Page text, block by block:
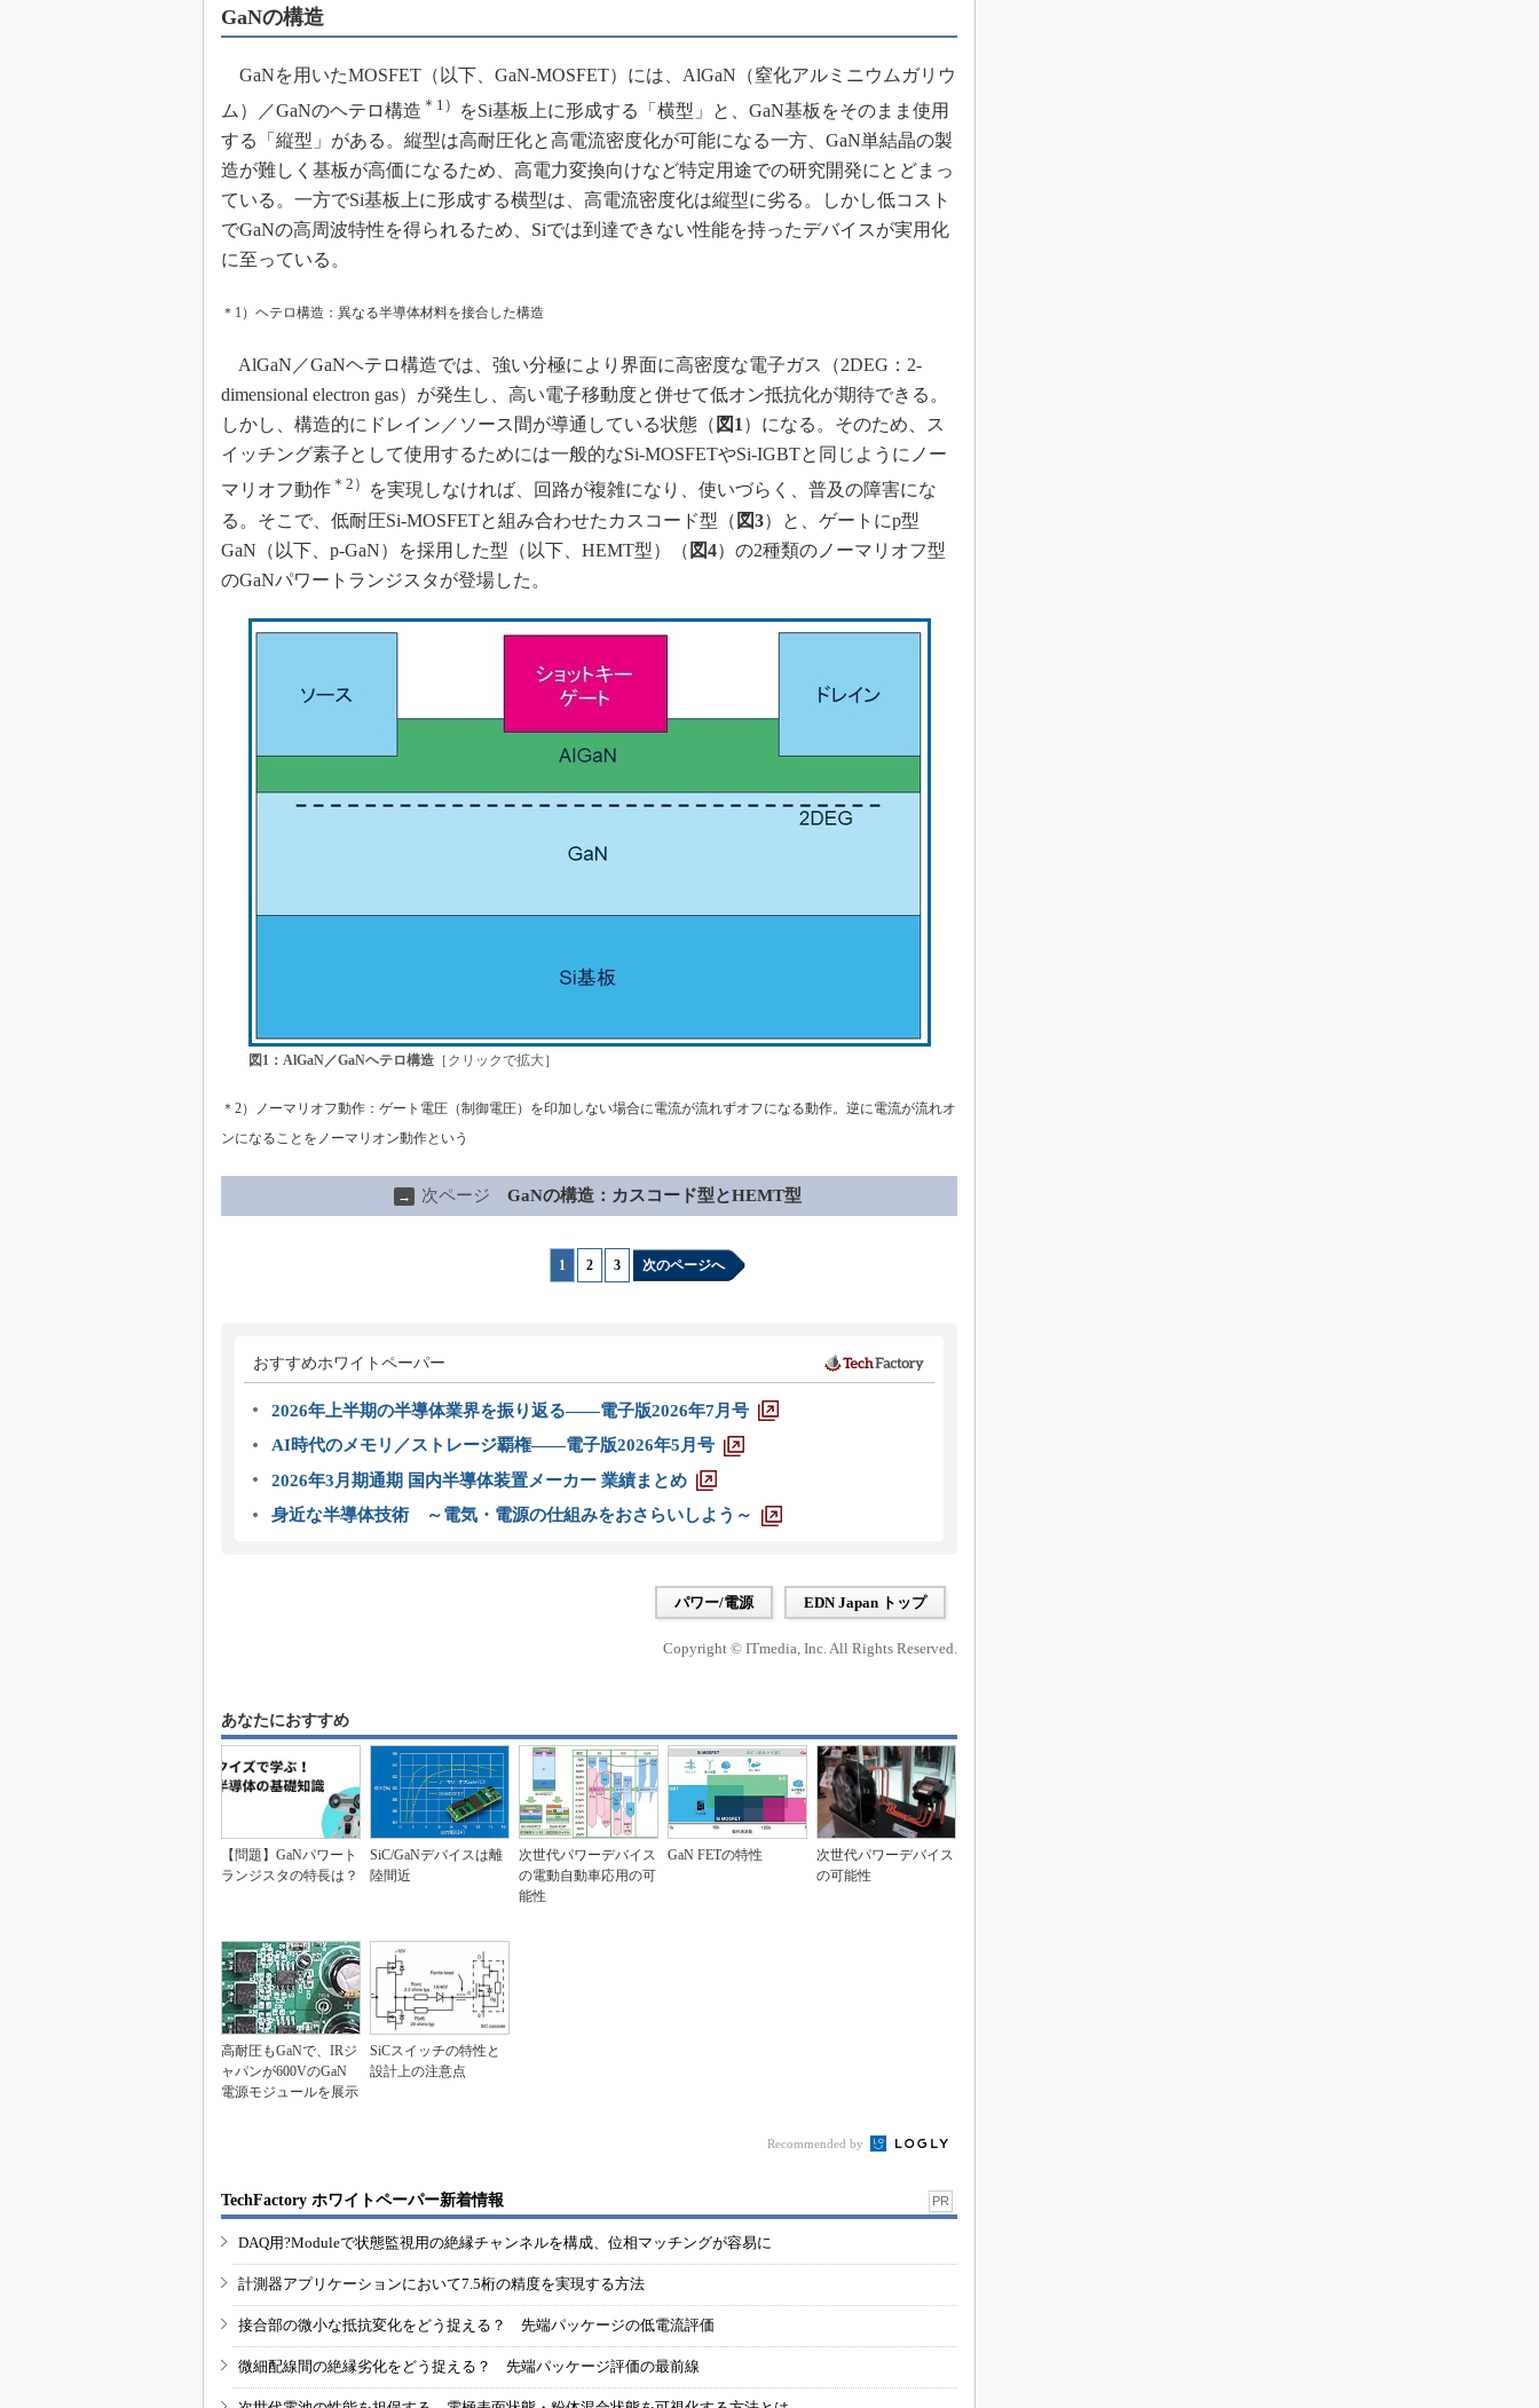
GaNの構造
GaNを用いたMOSFET（以下、GaN-MOSFET）には、AlGaN（窒化アルミニウムガリウ
ム）／GaNのヘテロ構造 ＊1）
をSi基板上に形成する「横型」と、GaN基板をそのまま使用
する「縦型」がある。縦型は高耐圧化と高電流密度化が可能になる一方、GaN単結晶の製
造が難しく基板が高価になるため、高電力変換向けなど特定用途での研究開発にとどまっ
ている。一方でSi基板上に形成する横型は、高電流密度化は縦型に劣る。しかし低コスト
でGaNの高周波特性を得られるため、Siでは到達できない性能を持ったデバイスが実用化
に至っている。
＊1）ヘテロ構造：異なる半導体材料を接合した構造
AlGaN／GaNヘテロ構造では、強い分極により界面に高密度な電子ガス（2DEG：2-
dimensional electron gas）が発生し、高い電子移動度と併せて低オン抵抗化が期待できる。
しかし、構造的にドレイン／ソース間が導通している状態（ 図1 ）になる。そのため、ス
イッチング素子として使用するためには一般的なSi-MOSFETやSi-IGBTと同じようにノー
マリオフ動作 ＊2）
を実現しなければ、回路が複雑になり、使いづらく、普及の障害にな
る。そこで、低耐圧Si-MOSFETと組み合わせたカスコード型（ 図3）と、ゲートにp型
GaN（以下、p-GaN）を採用した型（以下、HEMT型）（ 図4）の2種類のノーマリオフ型
のGaNパワートランジスタが登場した。
図1：AlGaN／GaNヘテロ構造［クリックで拡大］
＊2）ノーマリオフ動作：ゲート電圧（制御電圧）を印加しない場合に電流が流れずオフになる動作。逆に電流が流れオ
ンになることをノーマリオン動作という
→ 次ページ GaNの構造：カスコード型とHEMT型
1 2 3 次のページへ
おすすめホワイトペーパー
2026年上半期の半導体業界を振り返る――電子版2026年7月号
AI時代のメモリ／ストレージ覇権――電子版2026年5月号
2026年3月期通期 国内半導体装置メーカー 業績まとめ
身近な半導体技術 ～電気・電源の仕組みをおさらいしよう～
パワー/電源 EDN Japan トップ
Copyright © ITmedia, Inc. All Rights Reserved.
あなたにおすすめ
【問題】GaNパワート
ランジスタの特長は？
SiC/GaNデバイスは離
陸間近
次世代パワーデバイス
の電動自動車応用の可
能性
GaN FETの特性
次世代パワーデバイス
の可能性
高耐圧もGaNで、IRジ
ャパンが600VのGaN
電源モジュールを展示
SiCスイッチの特性と
設計上の注意点
Recommended by
TechFactory ホワイトペーパー新着情報 PR
DAQ用?Moduleで状態監視用の絶縁チャンネルを構成、位相マッチングが容易に
計測器アプリケーションにおいて7.5桁の精度を実現する方法
接合部の微小な抵抗変化をどう捉える？ 先端パッケージの低電流評価
微細配線間の絶縁劣化をどう捉える？ 先端パッケージ評価の最前線